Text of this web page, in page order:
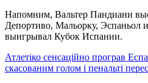
Напомним, Вальтер Пандиани
Депортиво, Мальорку, Эспаньол
выигрывал Кубок Испании.
Атлетіко сенсаційно програв
скасованим голом і пенальті